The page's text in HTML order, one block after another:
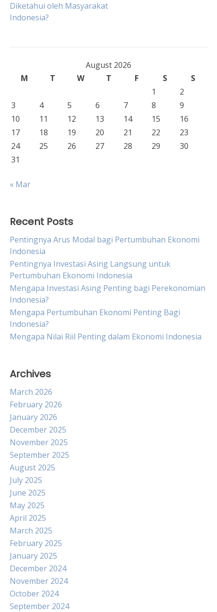
navigation
Diketahui oleh Masyarakat
Indonesia?
August 2026
M
T W T F S
S
1
2
3
4 5 6 7 8
9
10
11 12 13 14 15
16
17
18 19 20 21 22
23
24
25 26 27 28 29
30
31
« Mar
Recent Posts
Pentingnya Arus Modal bagi Pertumbuhan Ekonomi
Indonesia
Pentingnya Investasi Asing Langsung untuk
Pertumbuhan Ekonomi Indonesia
Mengapa Investasi Asing Penting bagi Perekonomian
Indonesia?
Mengapa Pertumbuhan Ekonomi Penting Bagi
Indonesia?
Mengapa Nilai Riil Penting dalam Ekonomi Indonesia
Archives
March 2026
February 2026
January 2026
December 2025
November 2025
September 2025
August 2025
July 2025
June 2025
May 2025
April 2025
March 2025
February 2025
January 2025
December 2024
November 2024
October 2024
September 2024